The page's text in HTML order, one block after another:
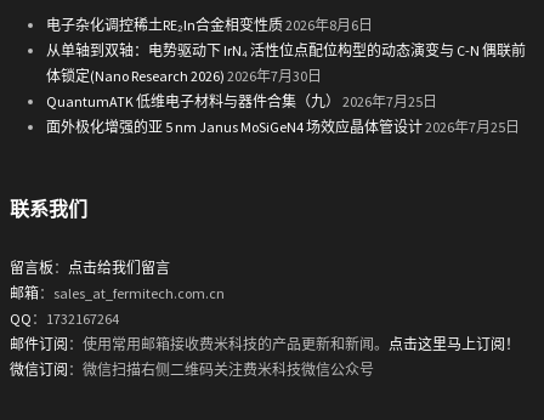
电子杂化调控稀土RE₂In合金相变性质2026年8月6日
从单轴到双轴：电势驱动下 IrN₄ 活性位点配位构型的动态演变与 C-N 偶联前
体锁定(Nano Research 2026) 2026年7月30日
QuantumATK 低维电子材料与器件合集（九）
2026年7月25日
面外极化增强的亚 5 nm Janus MoSiGeN4 场效应晶体管设计2026年7月25日
联系我们
留言板 ： 点击给我们留言
邮箱：sales_at_fermitech.com.cn
QQ ：1732167264
邮件订阅 ：使用常用邮箱接收费米科技的产品更新和新闻。 点击这里马上订阅！
微信订阅 ：微信扫描右侧二维码关注费米科技微信公众号